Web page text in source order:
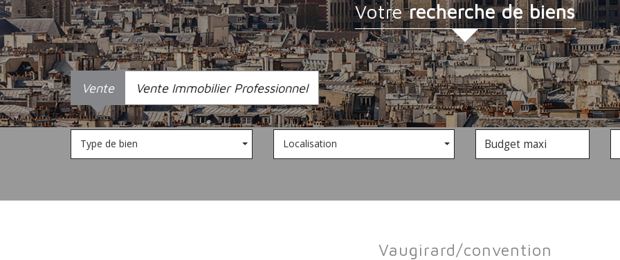
votrerecherche de biens
Vente Vente Immobilier Professionnel
Type de bien Localisation
vaugirard/convention